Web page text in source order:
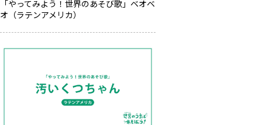
「やってみよう！世界のあそび歌」ベオベ
オ（ラテンアメリカ）